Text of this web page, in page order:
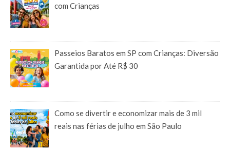
com Crianças
Passeios Baratos em SP com Crianças: Diversão
Garantida por Até R$ 30
Como se divertir e economizar mais de 3 mil
reais nas férias de julho em São Paulo